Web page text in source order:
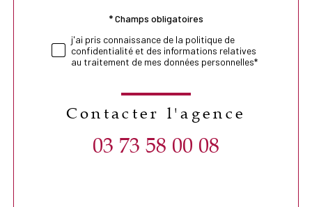
Validation* Champs obligatoires
j'ai pris connaissance de la politique de
confidentialité et des informations relatives
au traitement de mes données personnelles*
Contacter l'agence
03 73 58 00 08